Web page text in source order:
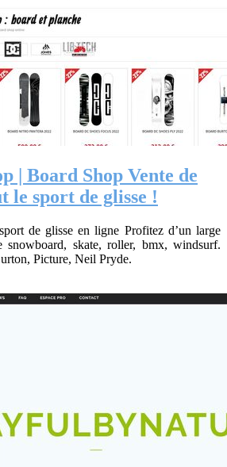
| Board Shop Vente de
le sport de glisse !
de glisse en ligne Profitez d’un large
snowboard, skate, roller, bmx, windsurf.
Picture, Neil Pryde.